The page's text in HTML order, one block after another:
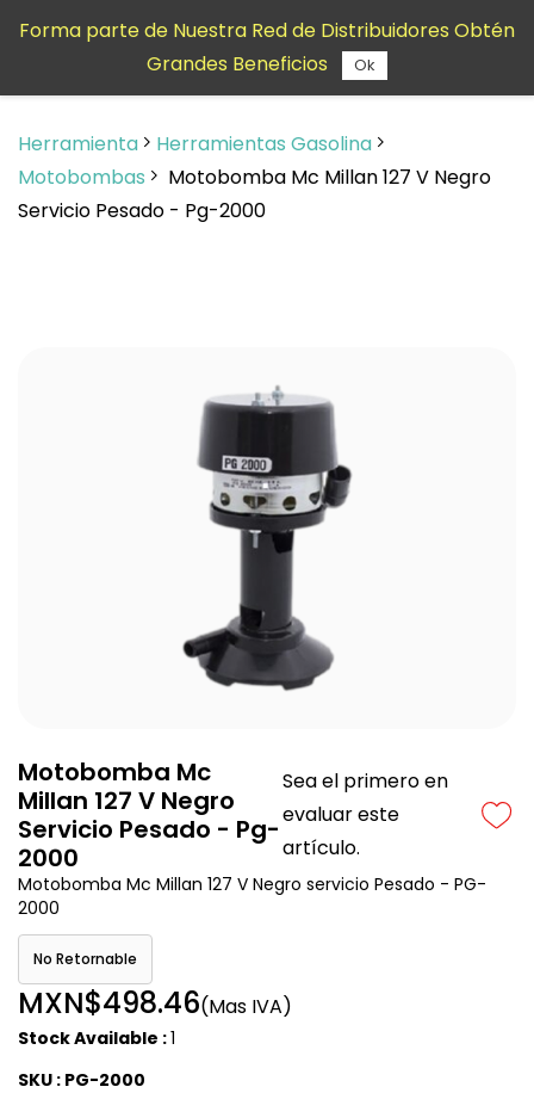
contenido
Herramienta
Herramientas Gasolina
Motobombas
Motobomba Mc Millan 127 V Negro
Servicio Pesado - Pg-2000
Motobomba Mc
Millan 127 V Negro
Servicio Pesado - Pg-
2000
Sea el primero en
evaluar este
artículo.
Motobomba Mc Millan 127 V Negro servicio Pesado - PG-
2000
No Retornable
MXN$498.46(Mas IVA)
Stock Available :1
SKU : PG-2000
Forma parte de Nuestra Red de Distribuidores Obtén
Grandes Beneficios
Ok